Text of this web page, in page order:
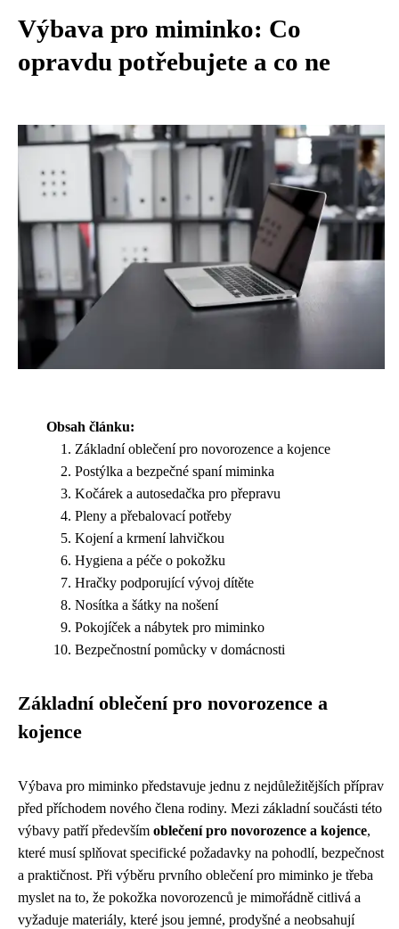
Výbava pro miminko: Co
opravdu potřebujete a co ne
Obsah článku:
Základní oblečení pro novorozence a kojence
Postýlka a bezpečné spaní miminka
Kočárek a autosedačka pro přepravu
Pleny a přebalovací potřeby
Kojení a krmení lahvičkou
Hygiena a péče o pokožku
Hračky podporující vývoj dítěte
Nosítka a šátky na nošení
Pokojíček a nábytek pro miminko
Bezpečnostní pomůcky v domácnosti
Základní oblečení pro novorozence a
kojence
Výbava pro miminko představuje jednu z nejdůležitějších příprav
před příchodem nového člena rodiny. Mezi základní součásti této
výbavy patří především oblečení pro novorozence a kojence,
které musí splňovat specifické požadavky na pohodlí, bezpečnost
a praktičnost. Při výběru prvního oblečení pro miminko je třeba
myslet na to, že pokožka novorozenců je mimořádně citlivá a
vyžaduje materiály, které jsou jemné, prodyšné a neobsahují